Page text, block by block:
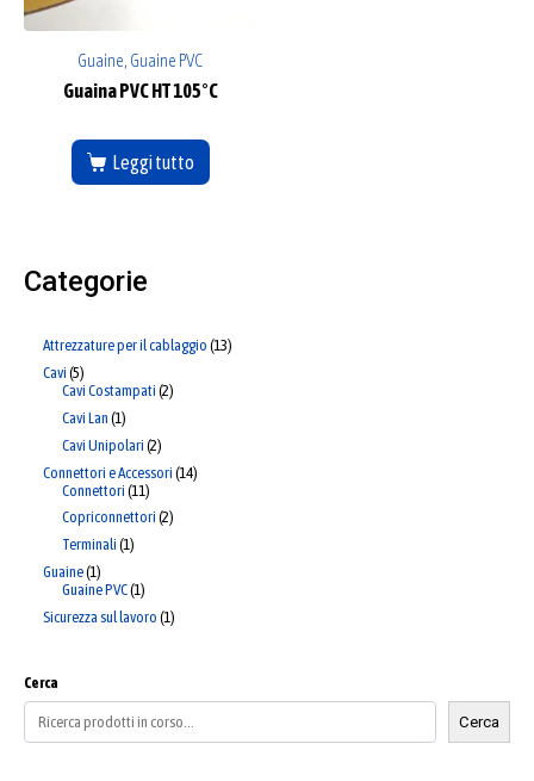
Guaine, Guaine PVC
Guaina PVC HT 105°C
Leggi tutto
Categorie
Attrezzature per il cablaggio 13
Cavi 5
Cavi Costampati 2
Cavi Lan 1
Cavi Unipolari 2
Connettori e Accessori 14
Connettori 11
Copriconnettori 2
Terminali 1
Guaine 1
Guaine PVC 1
Sicurezza sul lavoro 1
Cerca
Cerca